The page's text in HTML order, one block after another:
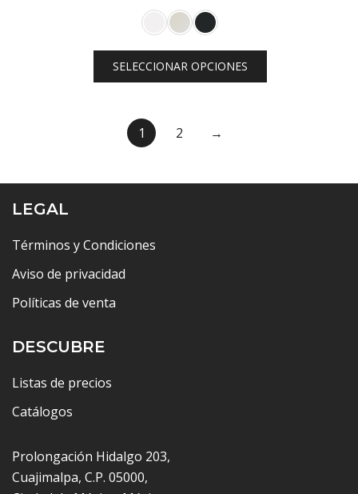
SELECCIONAR OPCIONES
1 2 →
LEGAL
Términos y Condiciones
Aviso de privacidad
Políticas de venta
DESCUBRE
Listas de precios
Catálogos
Prolongación Hidalgo 203,
Cuajimalpa, C.P. 05000,